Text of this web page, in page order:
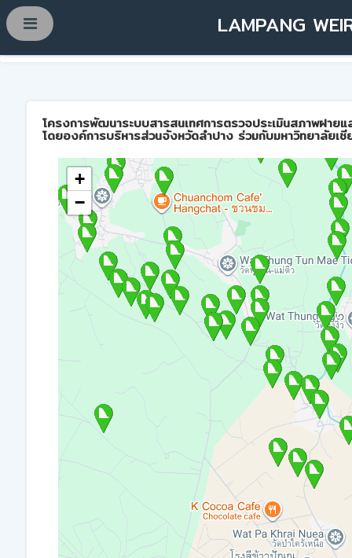
LAMPANG
โครงการพัฒนาระบบสารสนเทศการตรวจประเมินสภาพฝาย
โดยองค์การบริหารส่วนจังหวัดลำปาง ร่วมกับมหาวิทยาลัยเชี
+
−